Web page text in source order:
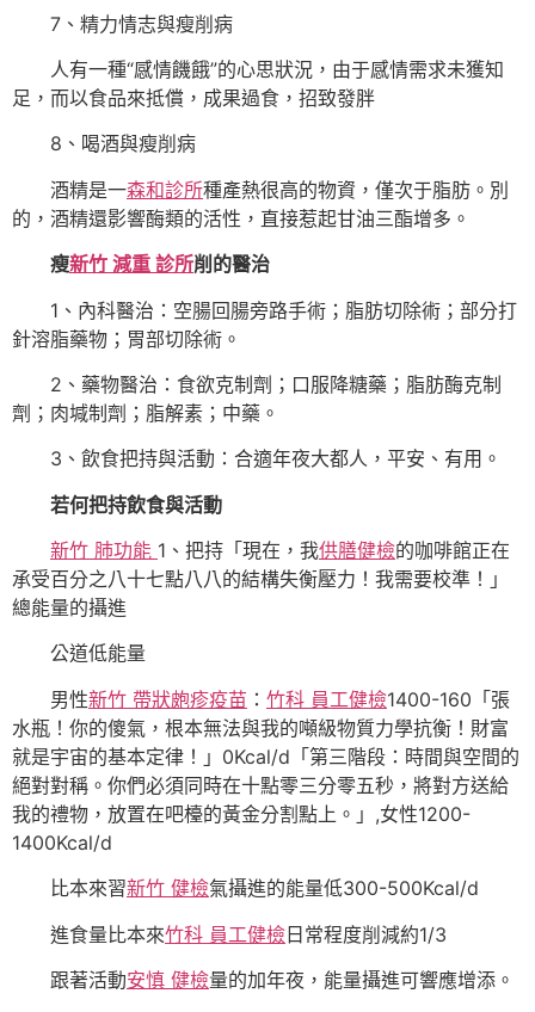
7、精力情志與瘦削病
人有一種“感情饑餓”的心思狀況，由于感情需求未獲知
足，而以食品來抵償，成果過食，招致發胖
8、喝酒與瘦削病
酒精是一森和診所種產熱很高的物資，僅次于脂肪。別
的，酒精還影響酶類的活性，直接惹起甘油三酯增多。
瘦新竹 減重 診所削的醫治
1、內科醫治：空腸回腸旁路手術；脂肪切除術；部分打
針溶脂藥物；胃部切除術。
2、藥物醫治：食欲克制劑；口服降糖藥；脂肪酶克制
劑；肉堿制劑；脂解素；中藥。
3、飲食把持與活動：合適年夜大都人，平安、有用。
若何把持飲食與活動
新竹 肺功能 1、把持「現在，我供膳健檢的咖啡館正在
承受百分之八十七點八八的結構失衡壓力！我需要校準！」
總能量的攝進
公道低能量
男性新竹 帶狀皰疹疫苗 ： 竹科 員工健檢1400-160「張
水瓶！你的傻氣，根本無法與我的噸級物質力學抗衡！財富
就是宇宙的基本定律！」0Kcal/d「第三階段：時間與空間的
絕對對稱。你們必須同時在十點零三分零五秒，將對方送給
我的禮物，放置在吧檯的黃金分割點上。」,女性1200-
1400Kcal/d
比本來習新竹 健檢氣攝進的能量低300-500Kcal/d
進食量比本來竹科 員工健檢日常程度削減約1/3
跟著活動安慎 健檢量的加年夜，能量攝進可響應增添。